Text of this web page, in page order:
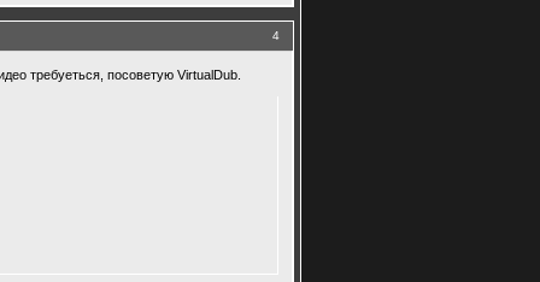
4
требуеться, посоветую VirtualDub.